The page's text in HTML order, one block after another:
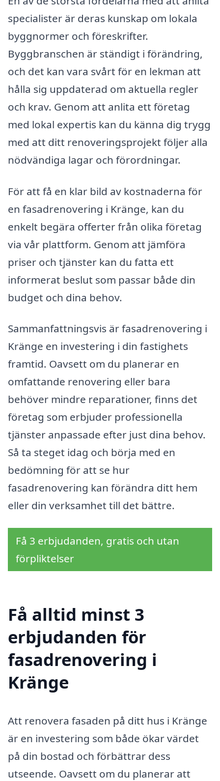
specialister är deras kunskap om lokala
byggnormer och föreskrifter.
Byggbranschen är ständigt i förändring,
och det kan vara svårt för en lekman att
hålla sig uppdaterad om aktuella regler
och krav. Genom att anlita ett företag
med lokal expertis kan du känna dig trygg
med att ditt renoveringsprojekt följer alla
nödvändiga lagar och förordningar.
För att få en klar bild av kostnaderna för
en fasadrenovering i Kränge, kan du
enkelt begära offerter från olika företag
via vår plattform. Genom att jämföra
priser och tjänster kan du fatta ett
informerat beslut som passar både din
budget och dina behov.
Sammanfattningsvis är fasadrenovering i
Kränge en investering i din fastighets
framtid. Oavsett om du planerar en
omfattande renovering eller bara
behöver mindre reparationer, finns det
företag som erbjuder professionella
tjänster anpassade efter just dina behov.
Så ta steget idag och börja med en
bedömning för att se hur
fasadrenovering kan förändra ditt hem
eller din verksamhet till det bättre.
Få 3 erbjudanden, gratis och utan
förpliktelser
Få alltid minst 3
erbjudanden för
fasadrenovering i
Kränge
Att renovera fasaden på ditt hus i Kränge
är en investering som både ökar värdet
på din bostad och förbättrar dess
utseende. Oavsett om du planerar att